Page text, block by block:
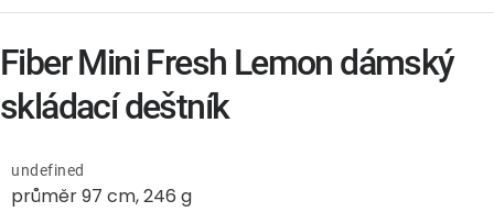
Lavice a houpačky
Lehátka
průměr 97 cm, 246 g
undefined
Fiber Mini Fresh Lemon dámský
skládací deštník